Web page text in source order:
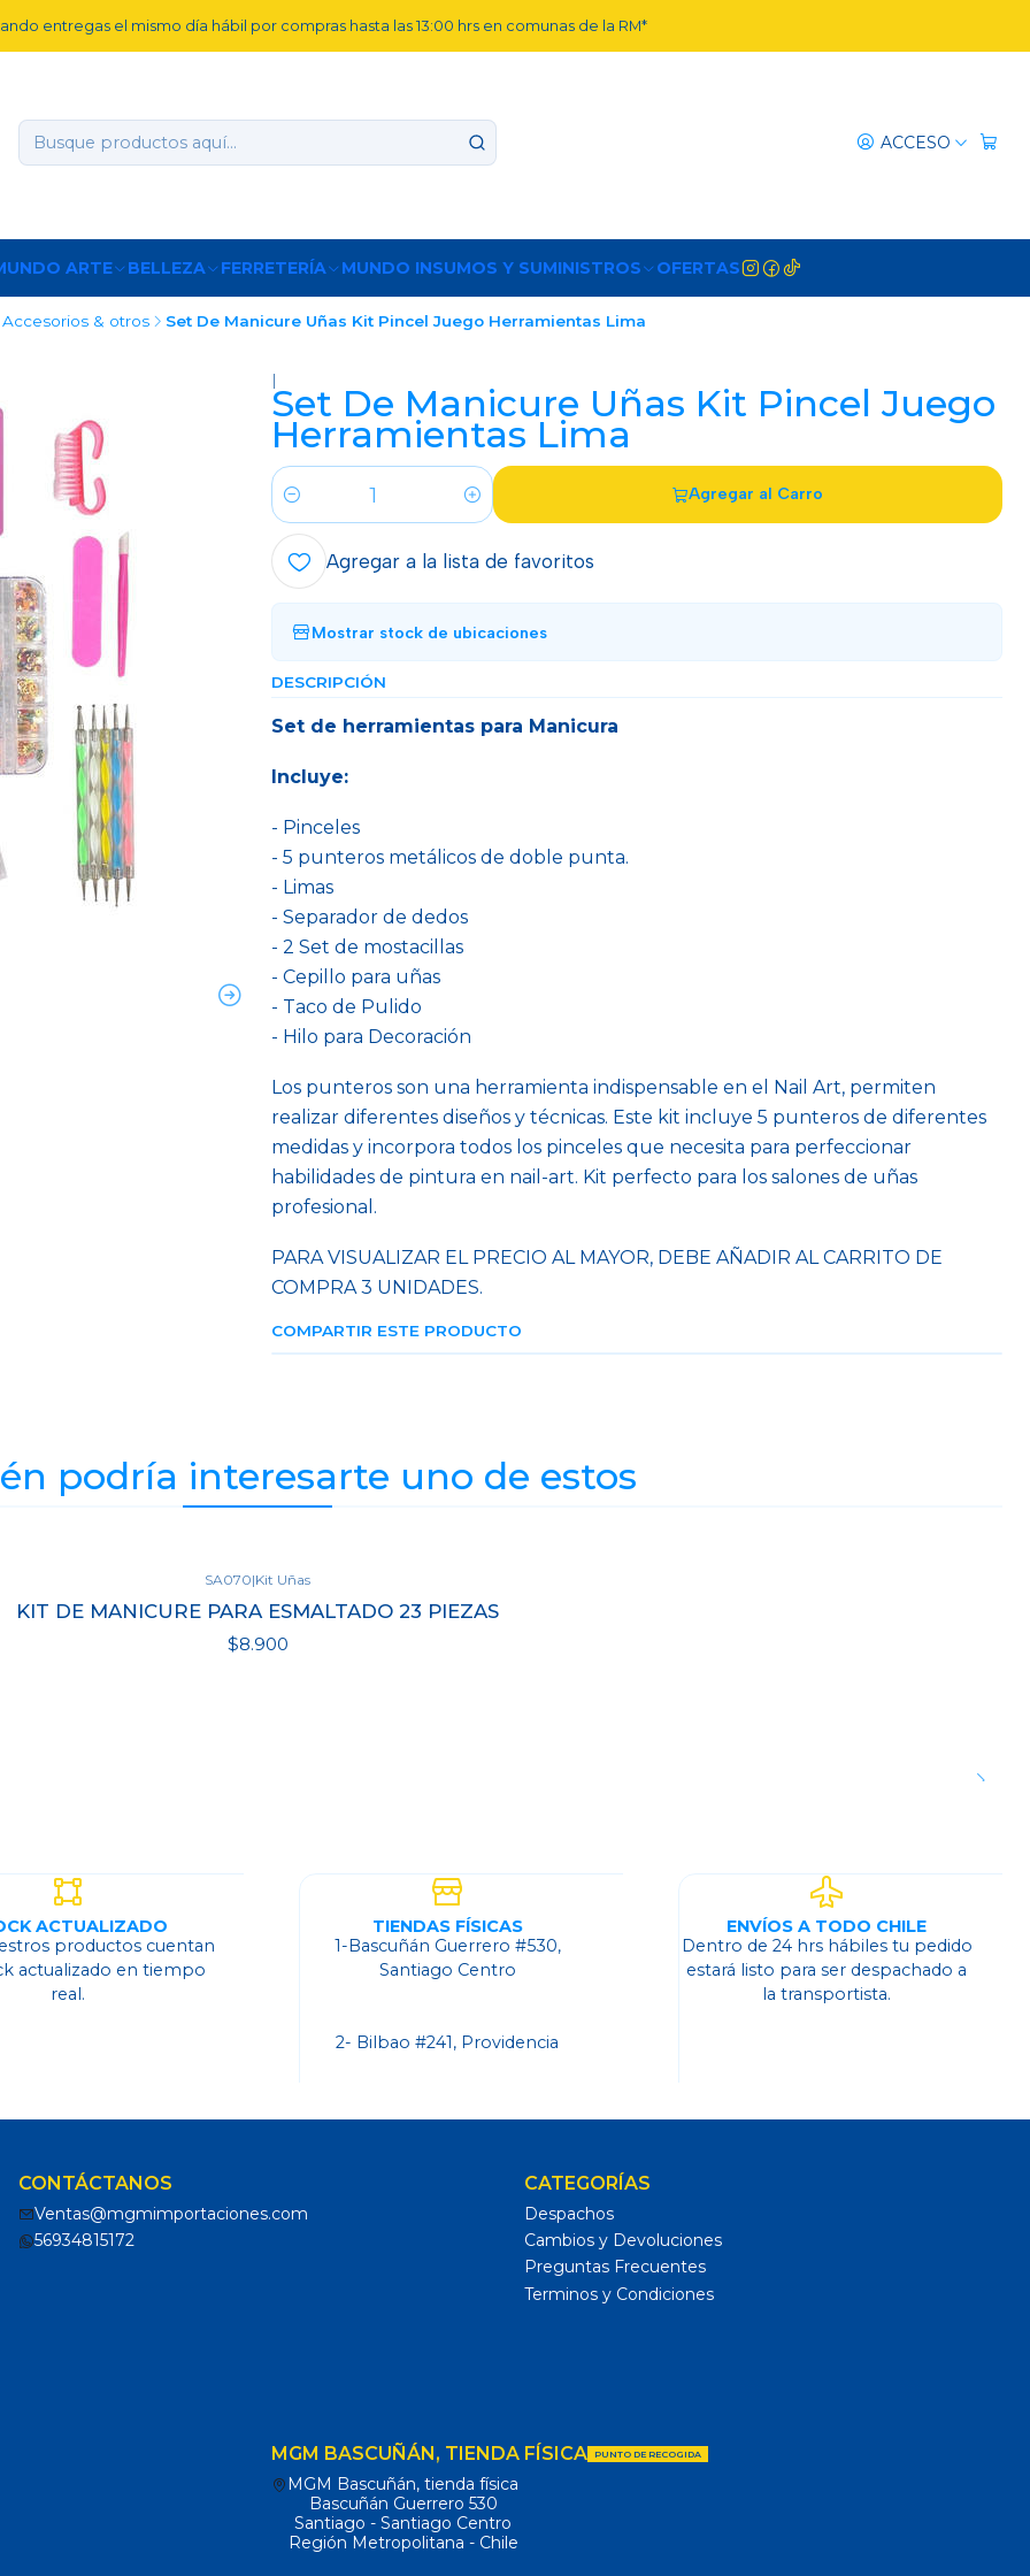
ACCESO
ARTE BELLEZA FERRETERÍA MUNDO INSUMOS Y SUMINISTROS OFERTAS
entregas el mismo día hábil por compras hasta las 13:00 hrs en comunas de la RM*
Accesorios & otros Set De Manicure Uñas Kit Pincel Juego Herramientas Lima
|
Set De Manicure Uñas Kit Pincel Juego
Herramientas Lima
Cantidad
Agregar al Carro
Agregar a la lista de favoritos
Mostrar stock de ubicaciones
DESCRIPCIÓN
Set de herramientas para Manicura
Incluye:
- Pinceles
- 5 punteros metálicos de doble punta.
- Limas
- Separador de dedos
- 2 Set de mostacillas
- Cepillo para uñas
- Taco de Pulido
- Hilo para Decoración
Los punteros son una herramienta indispensable en el Nail Art, permiten
realizar diferentes diseños y técnicas. Este kit incluye 5 punteros de diferentes
medidas y incorpora todos los pinceles que necesita para perfeccionar
habilidades de pintura en nail-art. Kit perfecto para los salones de uñas
profesional.
PARA VISUALIZAR EL PRECIO AL MAYOR, DEBE AÑADIR AL CARRITO DE
COMPRA 3 UNIDADES.
COMPARTIR ESTE PRODUCTO
podría interesarte uno de estos
SA070|Kit Uñas
KIT DE MANICURE PARA ESMALTADO 23 PIEZAS
$8.900
ACTUALIZADO
productos cuentan
actualizado en tiempo
real.
TIENDAS FÍSICAS
1-Bascuñán Guerrero #530,
Santiago Centro
2- Bilbao #241, Providencia
ENVÍOS A TODO CHILE
Dentro de 24 hrs hábiles tu pedido
estará listo para ser despachado a
la transportista.
CONTÁCTANOS
Ventas@mgmimportaciones.com
56934815172
CATEGORÍAS
Despachos
Cambios y Devoluciones
Preguntas Frecuentes
Terminos y Condiciones
MGM BASCUÑÁN, TIENDA FÍSICA PUNTO DE RECOGIDA
MGM Bascuñán, tienda física
Bascuñán Guerrero 530
Santiago - Santiago Centro
Región Metropolitana - Chile